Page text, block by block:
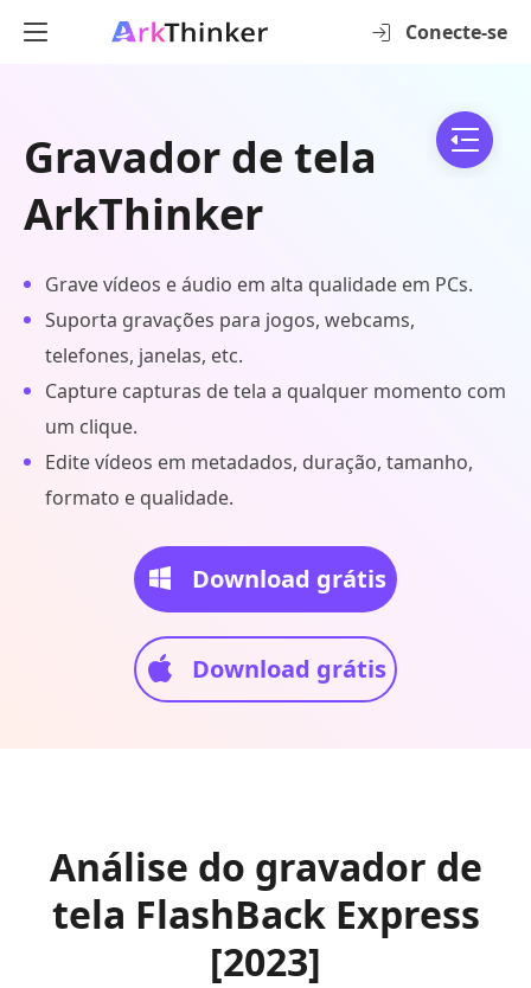
Conecte-se
Gravador de tela
ArkThinker
Grave vídeos e áudio em alta qualidade em PCs.
Suporta gravações para jogos, webcams,
telefones, janelas, etc.
Capture capturas de tela a qualquer momento com
um clique.
Edite vídeos em metadados, duração, tamanho,
formato e qualidade.
Download grátis
Download grátis
Análise do gravador de
tela FlashBack Express
[2023]